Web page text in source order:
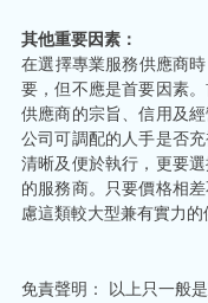
其他重要因素：
在選擇專業服務供應商
要，但不應是首要因素
供應商的宗旨、信用及
公司可調配的人手是否
清晰及便於執行，更要
的服務商。只要價格相
慮這類較大型兼有實力的
免責聲明： 以上只一般